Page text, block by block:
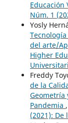
Educación
Núm. 1
Yosly
del arte/
Higher
Freddy
de la
Geometría
Pandemia ,
(2021):